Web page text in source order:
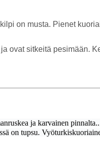
on musta. Pienet
ovat sitkeitä pesimään.
ja karvainen
on tupsu.